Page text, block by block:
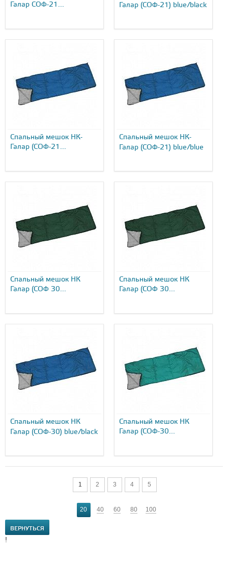
Галар СОФ-21...
Галар (СОФ-21) blue/black
Спальный мешок НК-
Галар (СОФ-21...
Спальный мешок НК-
Галар (СОФ-21) blue/blue
Спальный мешок НК
Галар (СОФ 30...
Спальный мешок НК
Галар (СОФ 30...
Спальный мешок НК
Галар (СОФ-30) blue/black
Спальный мешок НК
Галар (СОФ-30...
1 2 3 4 5
20 40 60 80 100
ВЕРНУТЬСЯ
!